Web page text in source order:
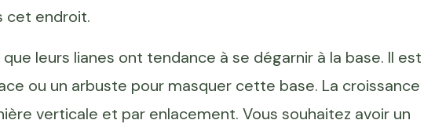
cet endroit.
leurs lianes ont tendance à se dégarnir à la base. Il est
ou un arbuste pour masquer cette base. La croissance
verticale et par enlacement. Vous souhaitez avoir un